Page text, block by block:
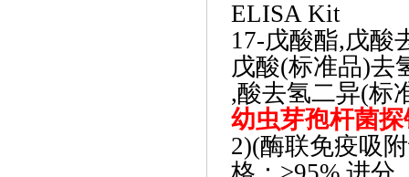
ELISA Kit
17-戊酸酯,戊酸
戊酸(标准品)去
,酸去氢二异(标
幼虫芽孢杆菌
2)(酶联免疫吸